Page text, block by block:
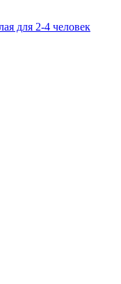
для 2-4 человек